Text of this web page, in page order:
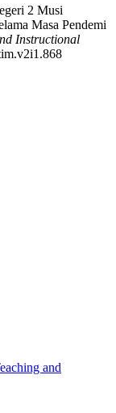
2 Musi
Masa Pendemi
Instructional
and